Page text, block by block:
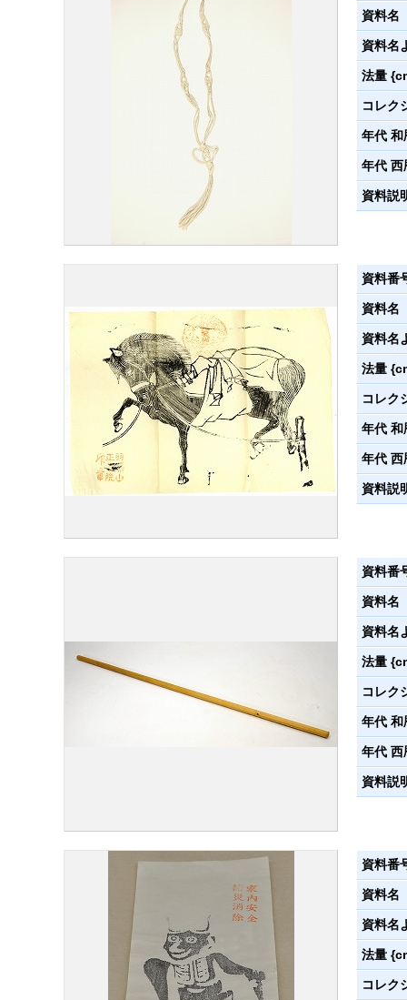
資料名
資料名
法量
コレク
年代 和
年代 西
資料説
資料番
資料名
資料名
法量
コレク
年代 和
年代 西
資料説
資料番
資料名
資料名
法量
コレク
年代 和
年代 西
資料説
資料番
資料名
資料名
法量
コレク